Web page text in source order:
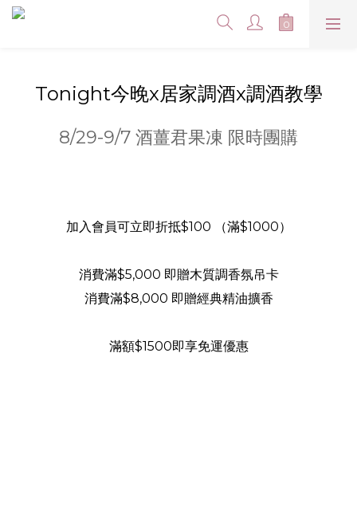
Tonight今晚x居家調酒x調酒教學
8/29-9/7 酒薑君果凍 限時團購
加入會員可立即折抵$100 （滿$1000）
消費滿$5,000 即贈木質調香氛吊卡
消費滿$8,000 即贈經典精油擴香
滿額$1500即享免運優惠